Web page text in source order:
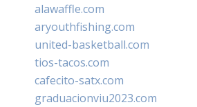
alawaffle.com
aryouthfishing.com
united-basketball.com
tios-tacos.com
cafecito-satx.com
graduacionviu2023.com